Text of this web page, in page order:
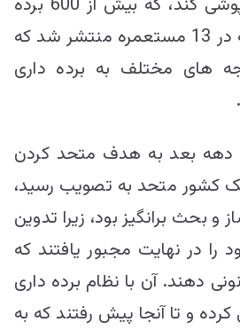
داشت، و این اعلامیه در 13 مستعمره منتشر شد که
های مختلف به برده داری
دهه بعد به هدف متحد کردن
کشور متحد به تصویب رسید،
بحث برانگیز بود، زیرا تدوین
را در نهایت مجبور یافتند که
دهند. آن با نظام برده داری
و تا آنجا پیش رفتند که به